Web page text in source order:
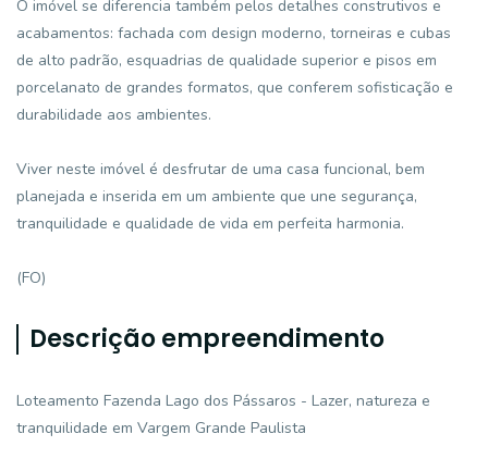
O imóvel se diferencia também pelos detalhes construtivos e
acabamentos: fachada com design moderno, torneiras e cubas
de alto padrão, esquadrias de qualidade superior e pisos em
porcelanato de grandes formatos, que conferem sofisticação e
durabilidade aos ambientes.
Viver neste imóvel é desfrutar de uma casa funcional, bem
planejada e inserida em um ambiente que une segurança,
tranquilidade e qualidade de vida em perfeita harmonia.
(FO)
Descrição empreendimento
Loteamento Fazenda Lago dos Pássaros - Lazer, natureza e
tranquilidade em Vargem Grande Paulista